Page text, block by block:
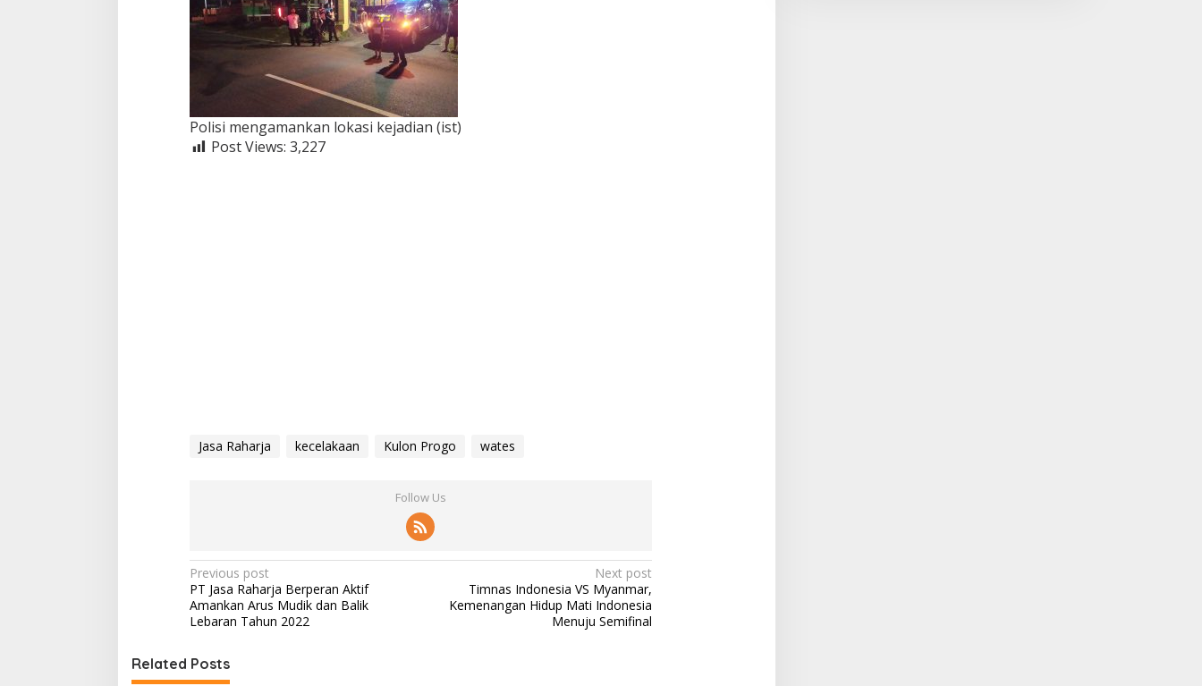
Polisi mengamankan lokasi kejadian (ist)
Post Views: 3,227
Jasa Raharja kecelakaan Kulon Progo wates
Follow Us
Post
navigation
Previous post
PT Jasa Raharja Berperan Aktif
Amankan Arus Mudik dan Balik
Lebaran Tahun 2022
Next post
Timnas Indonesia VS Myanmar,
Kemenangan Hidup Mati Indonesia
Menuju Semifinal
Related Posts